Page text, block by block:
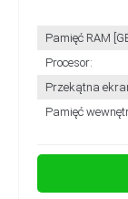
Pamięć RAM
Procesor:
Przekątna
Pamięć